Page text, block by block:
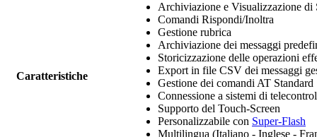
Caratteristiche
Archiviazione e Visualizzazione
Comandi Rispondi/Inoltra
Gestione rubrica
Archiviazione dei messaggi
Storicizzazione delle operazioni
Export in file CSV dei messaggi
Gestione dei comandi AT Standard
Connessione a sistemi di
Supporto del Touch-Screen
Personalizzabile con Super-Flash
Multilingua (Italiano - Inglese -